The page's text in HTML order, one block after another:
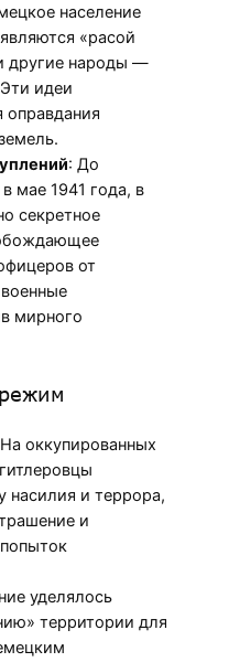
население
«расой
другие народы —
идеи
оправдания
: До
мае 1941 года, в
секретное
от
мирного
оккупированных
насилия и террора,
и
уделялось
территории для